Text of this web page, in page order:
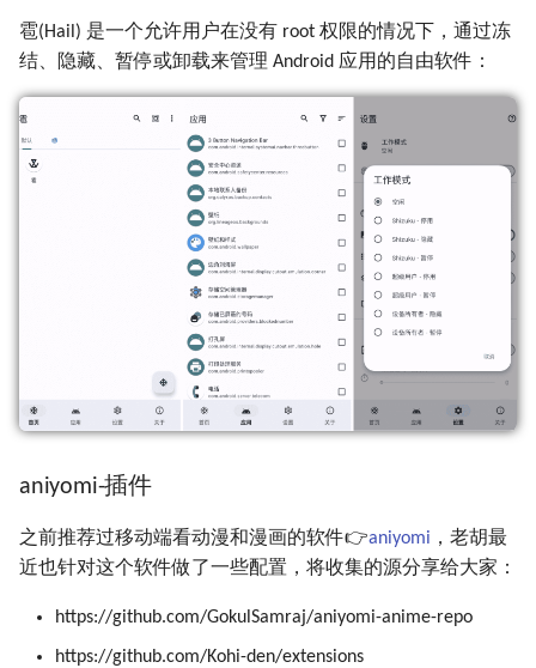
雹(Hail) 是一个允许用户在没有 root 权限的情况下，通过冻
结、隐藏、暂停或卸载来管理 Android 应用的自由软件：
aniyomi-插件
之前推荐过移动端看动漫和漫画的软件👉aniyomi ，老胡最
近也针对这个软件做了一些配置，将收集的源分享给大家：
https://github.com/GokulSamraj/aniyomi-anime-repo
https://github.com/Kohi-den/extensions